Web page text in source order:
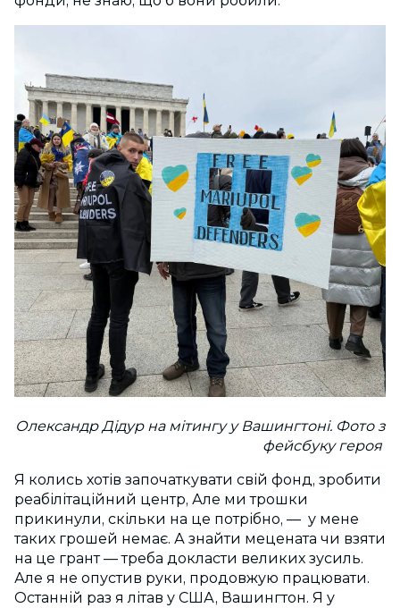
Олександр Дідур на мітингу у Вашингтоні. Фото з
фейсбуку героя
Я колись хотів започаткувати свій фонд, зробити
реабілітаційний центр, Але ми трошки
прикинули, скільки на це потрібно, — у мене
таких грошей немає. А знайти мецената чи взяти
на це грант — треба докласти великих зусиль.
Але я не опустив руки, продовжую працювати.
Останній раз я літав у США, Вашингтон. Я у